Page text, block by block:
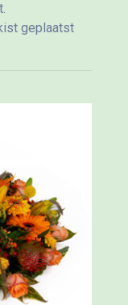
geplaatst